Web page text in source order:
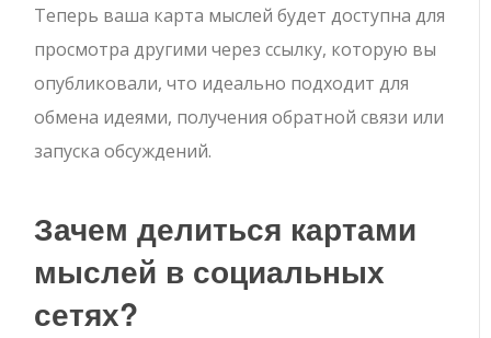
Теперь ваша карта мыслей будет доступна для
просмотра другими через ссылку, которую вы
опубликовали, что идеально подходит для
обмена идеями, получения обратной связи или
запуска обсуждений.
Зачем делиться картами
мыслей в социальных
сетях?